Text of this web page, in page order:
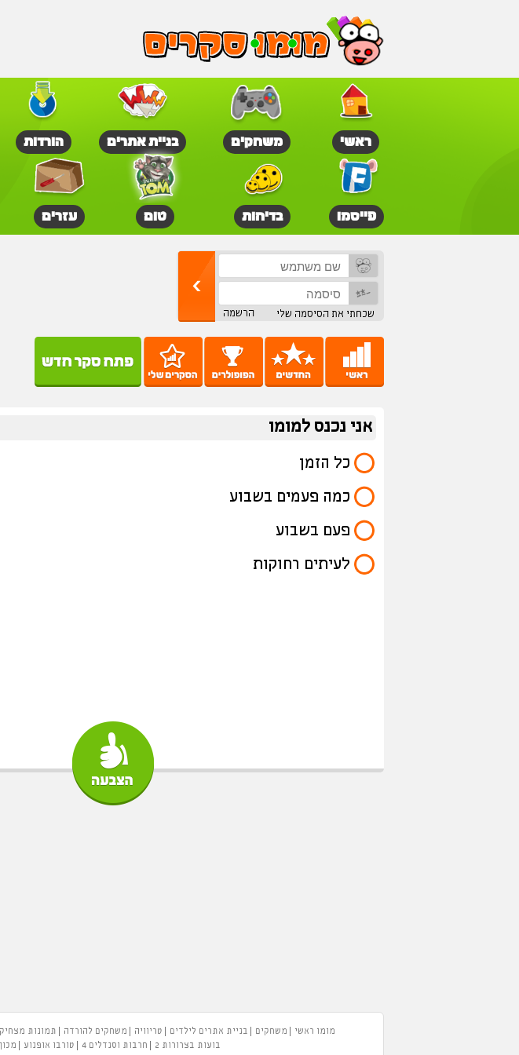
ראשי משחקים בניית אתרים הורדות
פייסמו בדיחות טום עזרים
שכחתי את הסיסמה שלי הרשמה
אני נכנס למומו
כל הזמן
כמה פעמים בשבוע
פעם בשבוע
לעיתים רחוקות
מומו ראשי משחקים בניית אתרים לילדים טריוויה משחקים להורדה תמונות
בועות בצרורות 2
חרבות וסנדלים 4 טורבו אופנוע